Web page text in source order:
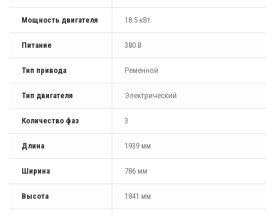
Мощность двигателя 18.5 кВт
Питание 380 В
Тип привода Ременной
Тип двигателя Электрический
Количество фаз 3
Длина 1939 мм
Ширина 786 мм
Высота 1841 мм